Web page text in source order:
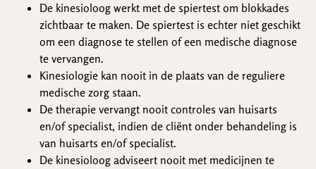
De kinesioloog werkt met de spiertest om blokkades
zichtbaar te maken. De spiertest is echter niet geschikt
om een diagnose te stellen of een medische diagnose
te vervangen.
Kinesiologie kan nooit in de plaats van de reguliere
medische zorg staan.
De therapie vervangt nooit controles van huisarts
en/of specialist, indien de cliënt onder behandeling is
van huisarts en/of specialist.
De kinesioloog adviseert nooit met medicijnen te